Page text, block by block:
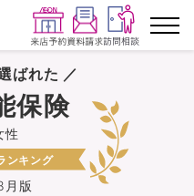
探す
ばれた ／
版
性
保険
ンキング